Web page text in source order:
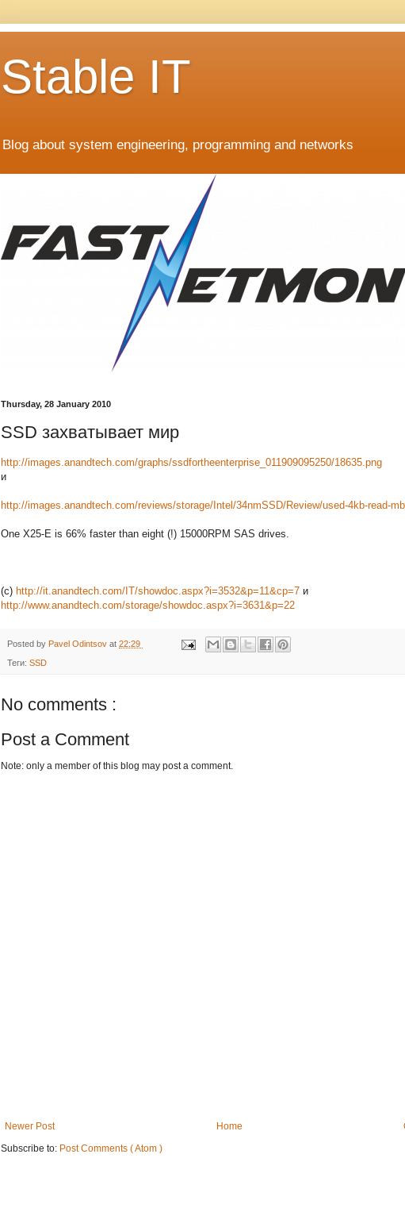
Stable IT
Blog about system engineering, programming and networks
Thursday, 28 January 2010
SSD захватывает мир
http://images.anandtech.com/graphs/ssdfortheenterprise_011909095250/18635.png
и
http://images.anandtech.com/reviews/storage/Intel/34nmSSD/Review/used-4kb-read-
One X25-E is 66% faster than eight (!) 15000RPM SAS drives.
(с) http://it.anandtech.com/IT/showdoc.aspx?i=3532&p=11&cp=7 и
http://www.anandtech.com/storage/showdoc.aspx?i=3631&p=22
Posted by Pavel Odintsov at 22:29
Теги: SSD
No comments :
Post a Comment
Note: only a member of this blog may post a comment.
Newer Post
Home
Subscribe to: Post Comments ( Atom )